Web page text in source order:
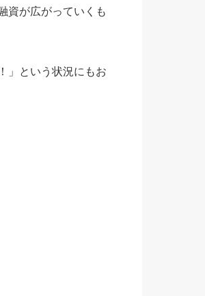
資が広がっていくも
」という状況にもお